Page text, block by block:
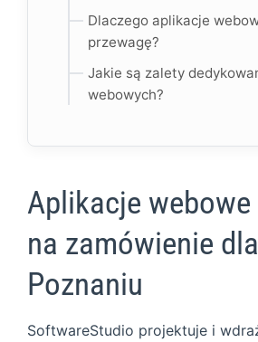
Dlaczego aplikacje
przewagę?
Jakie są zalety
webowych?
Aplikacje
na zamówienie
Poznaniu
SoftwareStudio projektuje i